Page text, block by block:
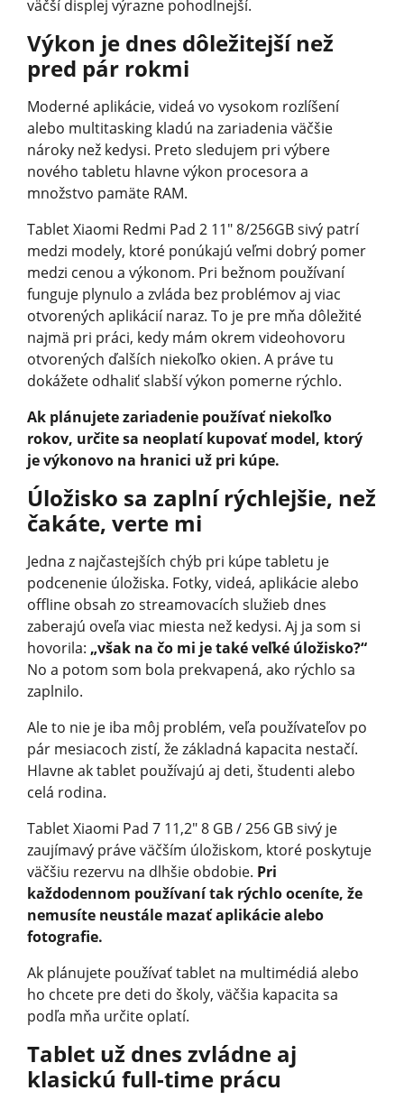
väčší displej výrazne pohodlnejší.
Výkon je dnes dôležitejší než
pred pár rokmi
Moderné aplikácie, videá vo vysokom rozlíšení
alebo multitasking kladú na zariadenia väčšie
nároky než kedysi. Preto sledujem pri výbere
nového tabletu hlavne výkon procesora a
množstvo pamäte RAM.
Tablet Xiaomi Redmi Pad 2 11" 8/256GB sivý patrí
medzi modely, ktoré ponúkajú veľmi dobrý pomer
medzi cenou a výkonom. Pri bežnom používaní
funguje plynulo a zvláda bez problémov aj viac
otvorených aplikácií naraz. To je pre mňa dôležité
najmä pri práci, kedy mám okrem videohovoru
otvorených ďalších niekoľko okien. A práve tu
dokážete odhaliť slabší výkon pomerne rýchlo.
Ak plánujete zariadenie používať niekoľko
rokov, určite sa neoplatí kupovať model, ktorý
je výkonovo na hranici už pri kúpe.
Úložisko sa zaplní rýchlejšie, než
čakáte, verte mi
Jedna z najčastejších chýb pri kúpe tabletu je
podcenenie úložiska. Fotky, videá, aplikácie alebo
offline obsah zo streamovacích služieb dnes
zaberajú oveľa viac miesta než kedysi. Aj ja som si
hovorila: „však na čo mi je také veľké úložisko?“
No a potom som bola prekvapená, ako rýchlo sa
zaplnilo.
Ale to nie je iba môj problém, veľa používateľov po
pár mesiacoch zistí, že základná kapacita nestačí.
Hlavne ak tablet používajú aj deti, študenti alebo
celá rodina.
Tablet Xiaomi Pad 7 11,2" 8 GB / 256 GB sivý je
zaujímavý práve väčším úložiskom, ktoré poskytuje
väčšiu rezervu na dlhšie obdobie. Pri
každodennom používaní tak rýchlo oceníte, že
nemusíte neustále mazať aplikácie alebo
fotografie.
Ak plánujete používať tablet na multimédiá alebo
ho chcete pre deti do školy, väčšia kapacita sa
podľa mňa určite oplatí.
Tablet už dnes zvládne aj
klasickú full-time prácu